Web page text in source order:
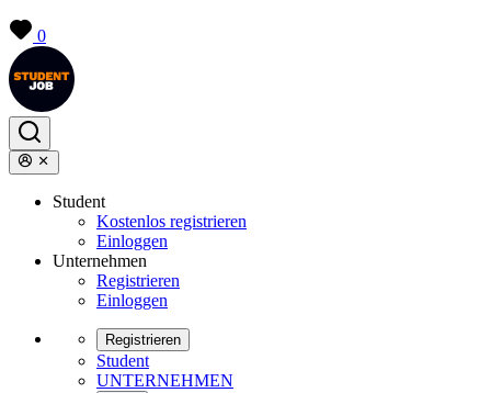
0
Student
Kostenlos registrieren
Einloggen
Unternehmen
Registrieren
Einloggen
Registrieren
Student
UNTERNEHMEN